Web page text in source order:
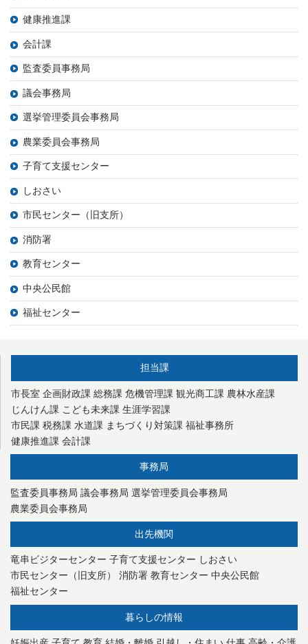
健康推進課
会計課
監査委員事務局
議会事務局
選挙管理委員会事務局
農業委員会事務局
子育て支援センター
しおさい
市民センター（旧支所）
消防署
教育センター
中央公民館
福祉センター
担当課
市長室 企画財政課 総務課 危機管理課 観光商工課 農林水産課
じんけん課 こども未来課 生涯学習課
市民課 税務課 水道課 まちづくり対策課 福祉事務所
健康推進課 会計課
事務局
監査委員事務局 議会事務局 選挙管理委員会事務局
農業委員会事務局
出先機関
竜串ビジターセンター 子育て支援センター しおさい
市民センター（旧支所）
消防署 教育センター 中央公民館
福祉センター
暮らしの情報